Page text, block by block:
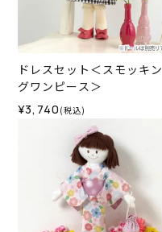
ドレスセット＜スモッキン
グワンピース＞
¥3,740 (税込)